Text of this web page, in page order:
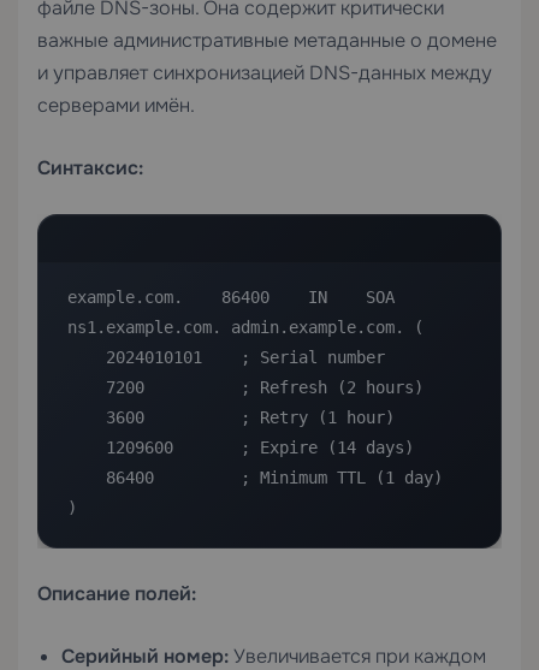
файле DNS-зоны. Она содержит критически
важные административные метаданные о домене
и управляет синхронизацией DNS-данных между
серверами имён.
Синтаксис:
example.com.    86400    IN    SOA
ns1.example.com. admin.example.com. (
)
Описание полей:
Серийный номер:Увеличивается при каждом